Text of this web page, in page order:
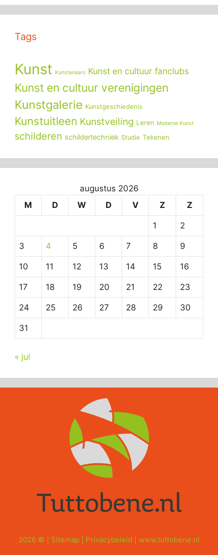
Tags
Kunst Kunstenaars Kunst en cultuur fanclubs
Kunst en cultuur verenigingen
Kunstgalerie Kunstgeschiedenis
Kunstuitleen Kunstveiling Leren Moderne Kunst
schilderen schildertechniek Studie Tekenen
augustus 2026
M
D W D V Z Z
1 2
3 4 5 6 7 8 9
10 11 12 13 14 15 16
17 18 19 20 21 22 23
24 25 26 27 28 29 30
31
« jul
2026 © | Sitemap Privacybeleid www.tuttobene.nl